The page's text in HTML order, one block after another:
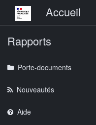
Menu principalAccueil
Rapports
Porte-documents
Nouveautés
Aide